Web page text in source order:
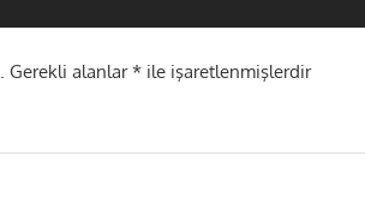
Gerekli alanlar* ile işaretlenmişlerdir